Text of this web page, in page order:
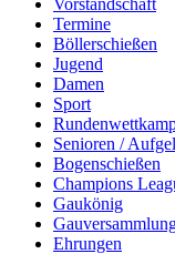
Termine
Böllerschießen
Jugend
Damen
Sport
Senioren /
Bogenschießen
Champions
Gaukönig
Ehrungen